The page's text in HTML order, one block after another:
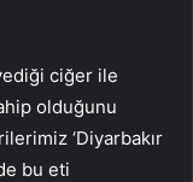
ciğer ile
olduğunu
‘Diyarbakır
bu eti